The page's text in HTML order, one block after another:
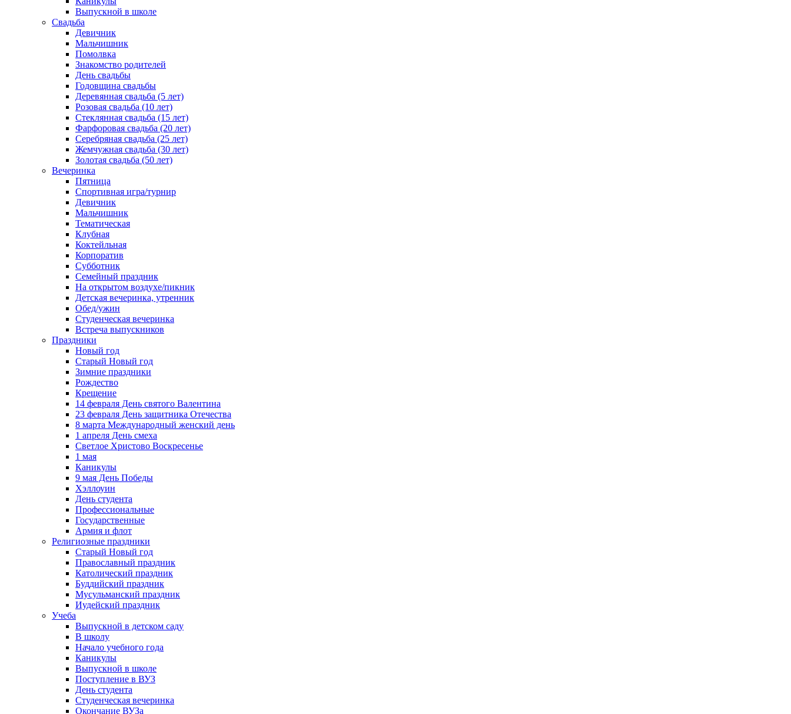
Выпускной в школе
Свадьба
Девичник
Мальчишник
Помолвка
Знакомство родителей
День свадьбы
Годовщина свадьбы
Деревянная свадьба (5 лет)
Розовая свадьба (10 лет)
Стеклянная свадьба (15 лет)
Фарфоровая свадьба (20 лет)
Серебряная свадьба (25 лет)
Жемчужная свадьба (30 лет)
Золотая свадьба (50 лет)
Вечеринка
Пятница
Спортивная игра/турнир
Девичник
Мальчишник
Тематическая
Клубная
Коктейльная
Корпоратив
Субботник
Семейный праздник
На открытом воздухе/пикник
Детская вечеринка, утренник
Обед/ужин
Студенческая вечеринка
Встреча выпускников
Праздники
Новый год
Старый Новый год
Зимние праздники
Рождество
Крещение
14 февраля День святого Валентина
23 февраля День защитника Отечества
8 марта Международный женский день
1 апреля День смеха
Светлое Христово Воскресенье
1 мая
Каникулы
9 мая День Победы
Хэллоуин
День студента
Профессиональные
Государственные
Армия и флот
Религиозные праздники
Старый Новый год
Православный праздник
Католический праздник
Буддийский праздник
Мусульманский праздник
Иудейский праздник
Учеба
Выпускной в детском саду
В школу
Начало учебного года
Каникулы
Выпускной в школе
Поступление в ВУЗ
День студента
Студенческая вечеринка
Окончание ВУЗа